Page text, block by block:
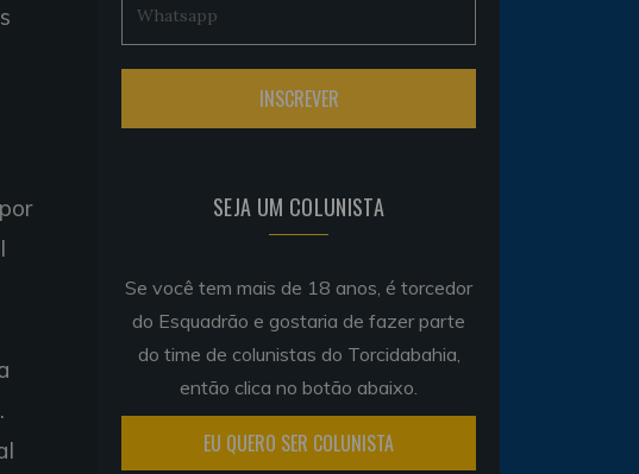
SEJA UM COLUNISTA
Se você tem mais de 18 anos, é torcedor
do Esquadrão e gostaria de fazer parte
do time de colunistas do Torcidabahia,
então clica no botão abaixo.
EU QUERO SER COLUNISTA